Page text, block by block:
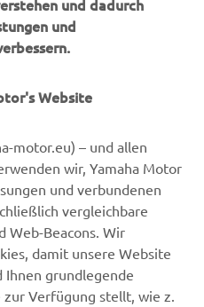
emitted per person during
mobility with low CO2
und dadurch
und
Website
motor.eu) – und allen
wir, Yamaha Motor
und verbundenen
vergleichbare
Web-Beacons. Wir
damit unsere Website
grundlegende
Verfügung stellt, wie z.